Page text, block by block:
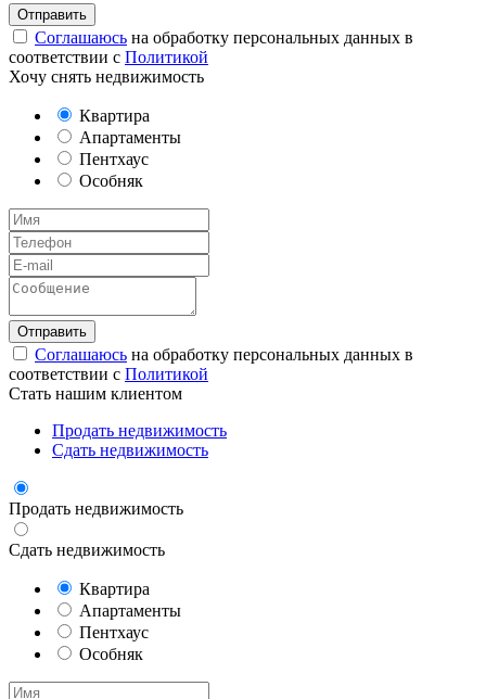
Соглашаюсь на обработку персональных данных в
соответствии с Политикой
Хочу снять недвижимость
Квартира
Апартаменты
Пентхаус
Особняк
Соглашаюсь на обработку персональных данных в
соответствии с Политикой
Стать нашим клиентом
Продать недвижимость
Сдать недвижимость
Продать недвижимость
Сдать недвижимость
Квартира
Апартаменты
Пентхаус
Особняк